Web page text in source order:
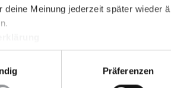
deine Meinung jederzeit später wieder
Präferenzen
Gemeinden eine
beantragte Asyl in den USA. Ihre
unter der Umweltverschmutzung
Fischen nutzen, sind verseucht.
. Shell hat Geld, weigert sich aber,